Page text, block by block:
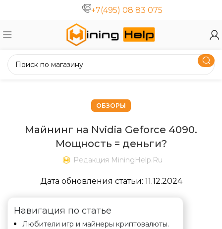
+7(495) 08 83 075
ОБЗОРЫ
Майнинг на Nvidia Geforce 4090.
Мощность = деньги?
Редакция MiningHelp.ru
Дата обновления статьи: 11.12.2024
Навигация по статье
Любители игр и майнеры криптовалюты.